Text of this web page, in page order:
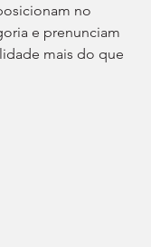
no
e prenunciam
mais do que